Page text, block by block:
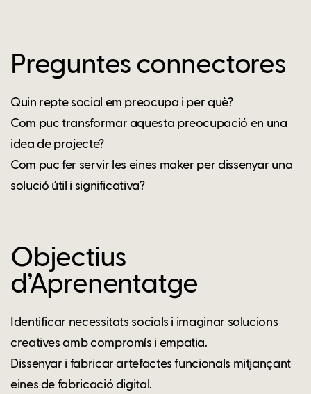
Preguntes connectores
Quin repte social em preocupa i per què?
Com puc transformar aquesta preocupació en una
idea de projecte?
Com puc fer servir les eines maker per dissenyar una
solució útil i significativa?
Objectius
d’Aprenentatge
Identificar necessitats socials i imaginar solucions
creatives amb compromís i empatia.
Dissenyar i fabricar artefactes funcionals mitjançant
eines de fabricació digital.